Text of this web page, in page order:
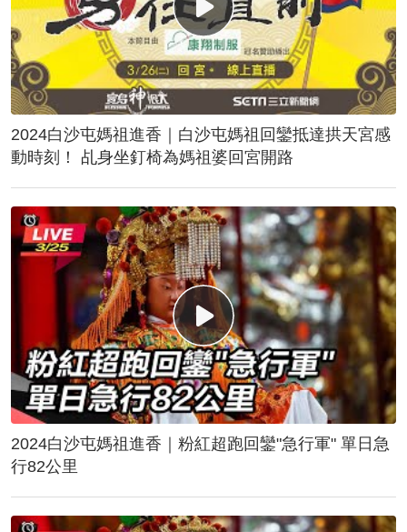
2024白沙屯媽祖進香｜白沙屯媽祖回鑾抵達拱天宮感
動時刻！ 乩身坐釘椅為媽祖婆回宮開路
2024白沙屯媽祖進香｜粉紅超跑回鑾"急行軍" 單日急
行82公里